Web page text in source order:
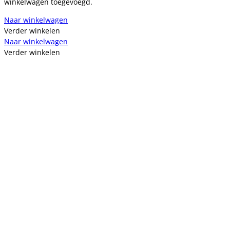
Naar winkelwagen
Verder winkelen
Naar winkelwagen
Verder winkelen